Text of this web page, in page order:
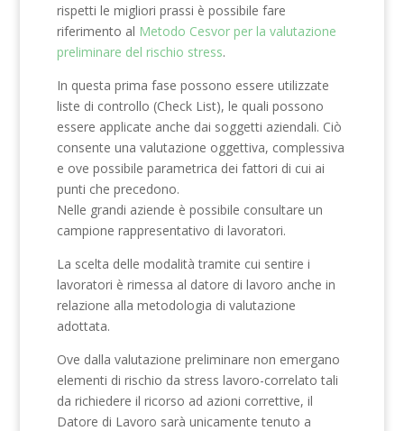
rispetti le migliori prassi è possibile fare
riferimento al Metodo Cesvor per la valutazione
preliminare del rischio stress.
In questa prima fase possono essere utilizzate
liste di controllo (Check List), le quali possono
essere applicate anche dai soggetti aziendali. Ciò
consente una valutazione oggettiva, complessiva
e ove possibile parametrica dei fattori di cui ai
punti che precedono.
Nelle grandi aziende è possibile consultare un
campione rappresentativo di lavoratori.
La scelta delle modalità tramite cui sentire i
lavoratori è rimessa al datore di lavoro anche in
relazione alla metodologia di valutazione
adottata.
Ove dalla valutazione preliminare non emergano
elementi di rischio da stress lavoro-correlato tali
da richiedere il ricorso ad azioni correttive, il
Datore di Lavoro sarà unicamente tenuto a